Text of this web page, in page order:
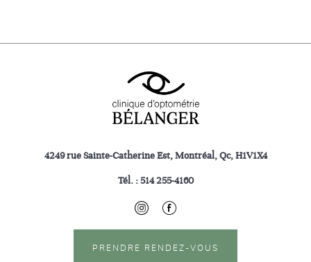
4249 rue Sainte-Catherine Est, Montréal, Qc, H1V1X4
Tél. : 514 255-4160
PRENDRE RENDEZ-VOUS